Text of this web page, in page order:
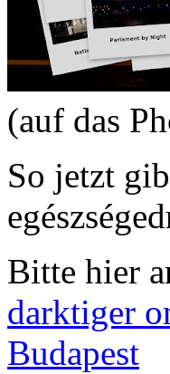
(auf das
So jetzt
Bitte hier
darktiger
Budapest